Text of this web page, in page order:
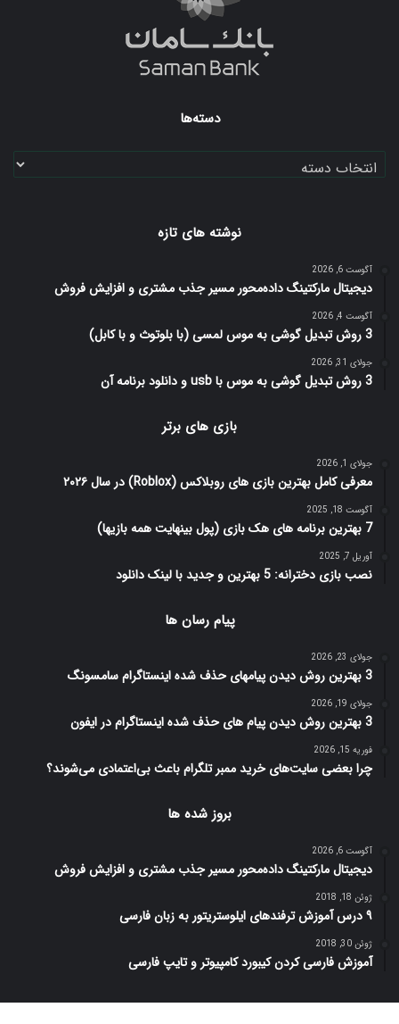
دسته‌ها
دسته‌ها
نوشته های تازه
آگوست 6, 2026
دیجیتال مارکتینگ داده‌محور مسیر جذب مشتری و افزایش فروش
آگوست 4, 2026
3 روش تبدیل گوشی به موس لمسی (با بلوتوث و با کابل)
جولای 31, 2026
3 روش تبدیل گوشی به موس با usb و دانلود برنامه آن
بازی های برتر
جولای 1, 2026
معرفی کامل بهترین بازی های روبلاکس (Roblox) در سال ۲۰۲۶
آگوست 18, 2025
7 بهترین برنامه های هک بازی (پول بینهایت همه بازیها)
آوریل 7, 2025
نصب بازی دخترانه: 5 بهترین و جدید با لینک دانلود
پیام رسان ها
جولای 23, 2026
3 بهترین روش دیدن پیامهای حذف شده اینستاگرام سامسونگ
جولای 19, 2026
3 بهترین روش دیدن پیام های حذف شده اینستاگرام در ایفون
فوریه 15, 2026
چرا بعضی سایت‌های خرید ممبر تلگرام باعث بی‌اعتمادی می‌شوند؟
بروز شده ها
آگوست 6, 2026
دیجیتال مارکتینگ داده‌محور مسیر جذب مشتری و افزایش فروش
ژوئن 18, 2018
۹ درس آموزش ترفندهای ایلوستریتور به زبان فارسی
ژوئن 30, 2018
آموزش فارسی کردن کیبورد کامپیوتر و تایپ فارسی